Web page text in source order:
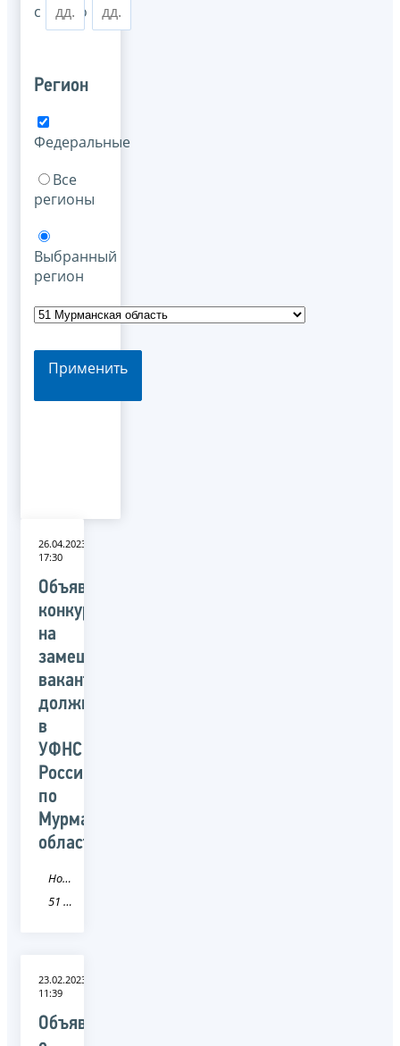
с по
Регион
Федеральные
Все
регионы
Выбранный
регион
Применить
26.04.2023
17:30
Объявлен
конкурс
на
замещение
вакантных
должностей
в
УФНС
России
по
Мурманской
области
Новость
51 Мурманская область
23.02.2023
11:39
Объявление